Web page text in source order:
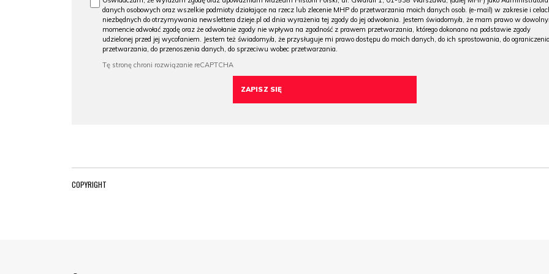
danych osobowych oraz wszelkie podmioty działające na rzecz lub zlecenie MHP do przetwarzania moich danych osob. (e-mail) w zakresie i
niezbędnych do otrzymywania newslettera dzieje.pl od dnia wyrażenia tej zgody do jej odwołania. Jestem świadomy/a, że mam prawo w
momencie odwołać zgodę oraz że odwołanie zgody nie wpływa na zgodność z prawem przetwarzania, którego dokonano na podstawie zgody
udzielonej przed jej wycofaniem. Jestem też świadomy/a, że przysługuje mi prawo dostępu do moich danych, do ich sprostowania, do ograniczenia
przetwarzania, do przenoszenia danych, do sprzeciwu wobec przetwarzania.
COPYRIGHT